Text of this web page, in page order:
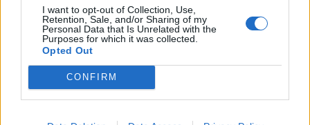
I want to opt-out of Collection, Use,
Retention, Sale, and/or Sharing of my
Personal Data that Is Unrelated with the
Purposes for which it was collected.
Opted Out
CONFIRM